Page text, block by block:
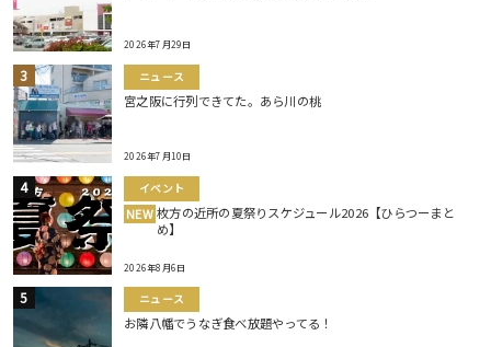
2026年7月29日
ニュース
宮之阪に行列できてた。あら川の桃
2026年7月10日
イベント
NEW 枚方の近所の夏祭りスケジュール2026【ひらつーまと
め】
2026年8月6日
ニュース
お隣八幡でうなぎ食べ放題やってる！